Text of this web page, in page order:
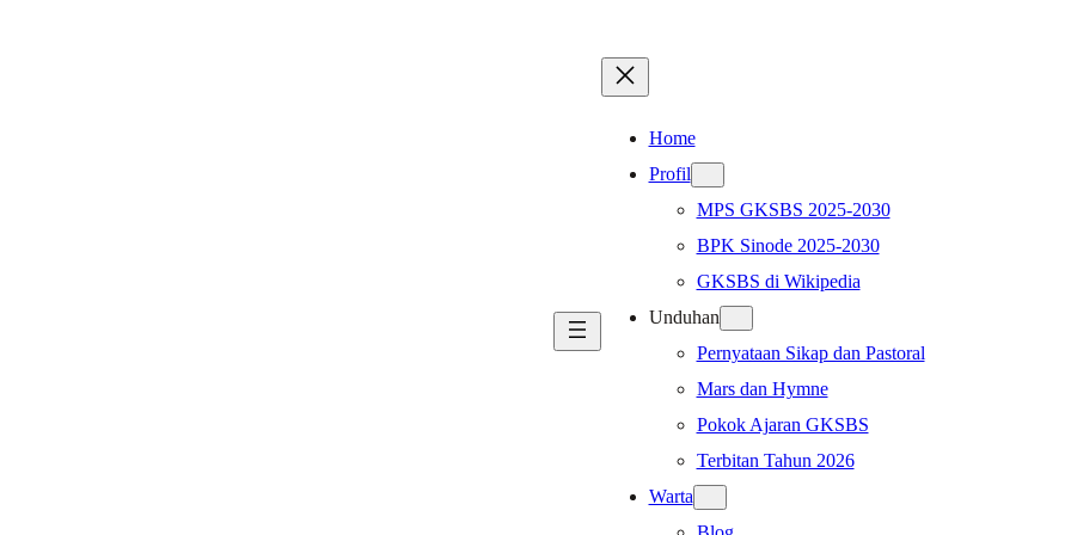
Home
Profil
MPS GKSBS 2025-2030
BPK Sinode 2025-2030
GKSBS di Wikipedia
Unduhan
Pernyataan Sikap dan Pastoral
Mars dan Hymne
Pokok Ajaran GKSBS
Terbitan Tahun 2026
Warta